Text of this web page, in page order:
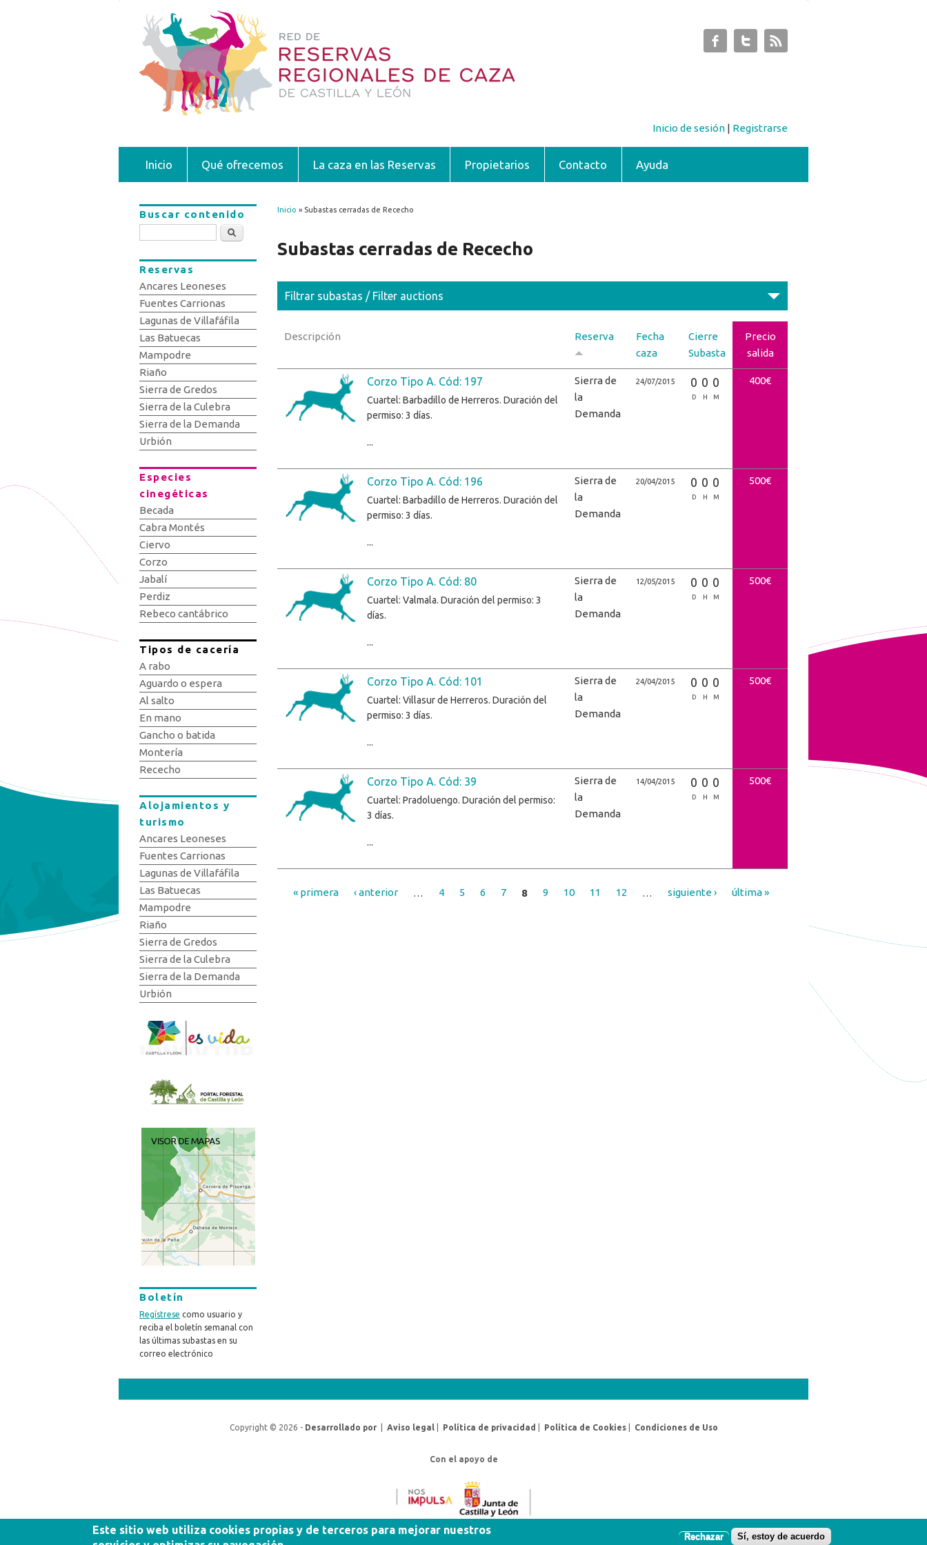
Inicio de sesión | Registrarse
Inicio Qué ofrecemos La caza en las Reservas Propietarios Contacto Ayuda
Se encuentra usted aquí
Inicio » Subastas cerradas de Rececho
Subastas cerradas de Rececho
Filtrar subastas / Filter auctions
Descripción Reserva
Fecha
caza
Cierre
Subasta
Precio
salida
Corzo Tipo A. Cód: 197
Cuartel: Barbadillo de Herreros. Duración del
permiso: 3 días.
...
Sierra de
la
Demanda
24/07/2015 0
D
0
H
0
M
400€
Corzo Tipo A. Cód: 196
Cuartel: Barbadillo de Herreros. Duración del
permiso: 3 días.
...
Sierra de
la
Demanda
20/04/2015 0
D
0
H
0
M
500€
Corzo Tipo A. Cód: 80
Cuartel: Valmala. Duración del permiso: 3
días.
...
Sierra de
la
Demanda
12/05/2015 0
D
0
H
0
M
500€
Corzo Tipo A. Cód: 101
Cuartel: Villasur de Herreros. Duración del
permiso: 3 días.
...
Sierra de
la
Demanda
24/04/2015 0
D
0
H
0
M
500€
Corzo Tipo A. Cód: 39
Cuartel: Pradoluengo. Duración del permiso:
3 días.
...
Sierra de
la
Demanda
14/04/2015 0
D
0
H
0
M
500€
Páginas
« primera ‹ anterior 4 5 6 7 8 9 10 11 12 siguiente › última »
Buscar contenido
Buscar
Reservas
Ancares Leoneses
Fuentes Carrionas
Lagunas de Villafáfila
Las Batuecas
Mampodre
Riaño
Sierra de Gredos
Sierra de la Culebra
Sierra de la Demanda
Urbión
Especies
cinegéticas
Becada
Cabra Montés
Ciervo
Corzo
Jabalí
Perdiz
Rebeco cantábrico
Tipos de cacería
A rabo
Aguardo o espera
Al salto
En mano
Gancho o batida
Montería
Rececho
Alojamientos y
turismo
Ancares Leoneses
Fuentes Carrionas
Lagunas de Villafáfila
Las Batuecas
Mampodre
Riaño
Sierra de Gredos
Sierra de la Culebra
Sierra de la Demanda
Urbión
Boletín
Regístrese como usuario y
reciba el boletín semanal con
las últimas subastas en su
correo electrónico
Copyright © 2026 - Desarrollado por| Aviso legal Política de privacidad Política de Cookies| Condiciones de Uso
Con el apoyo de
Este sitio web utiliza cookies propias y de terceros para mejorar nuestros
Rechazar Sí, estoy de acuerdo